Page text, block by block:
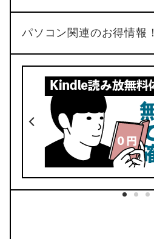
3
デザイン
動く手帳が使える
ここでしか買えない
パソコン関連のお得情報！